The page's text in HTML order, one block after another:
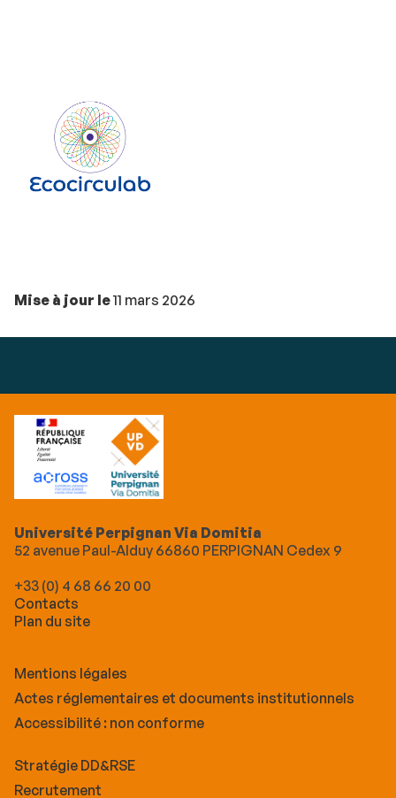
Mise à jour le11 mars 2026
Université Perpignan Via Domitia
52 avenue Paul-Alduy 66860 PERPIGNAN Cedex 9
+33 (0) 4 68 66 20 00
Contacts
Plan du site
Mentions légales
Actes réglementaires et documents institutionnels
Accessibilité : non conforme
Stratégie DD&RSE
Recrutement